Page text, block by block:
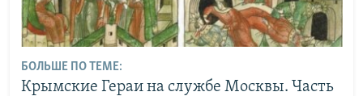
БОЛЬШЕ ПО ТЕМЕ:
Крымские Гераи на службе Москвы. Часть